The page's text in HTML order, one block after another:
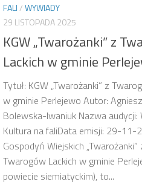
FALI/WYWIADY
29 LISTOPADA 2025
KGW „Twarożanki” z
Lackich w gminie
Tytuł: KGW „Twarożanki” z
w gminie Perlejewo Autor:
Bolewska-Iwaniuk Nazwa audycji:
Kultura na faliData emisji: 29-11-
Gospodyń Wiejskich „Twarożanki”
Twarogów Lackich w gminie
powiecie siemiatyckim), to...